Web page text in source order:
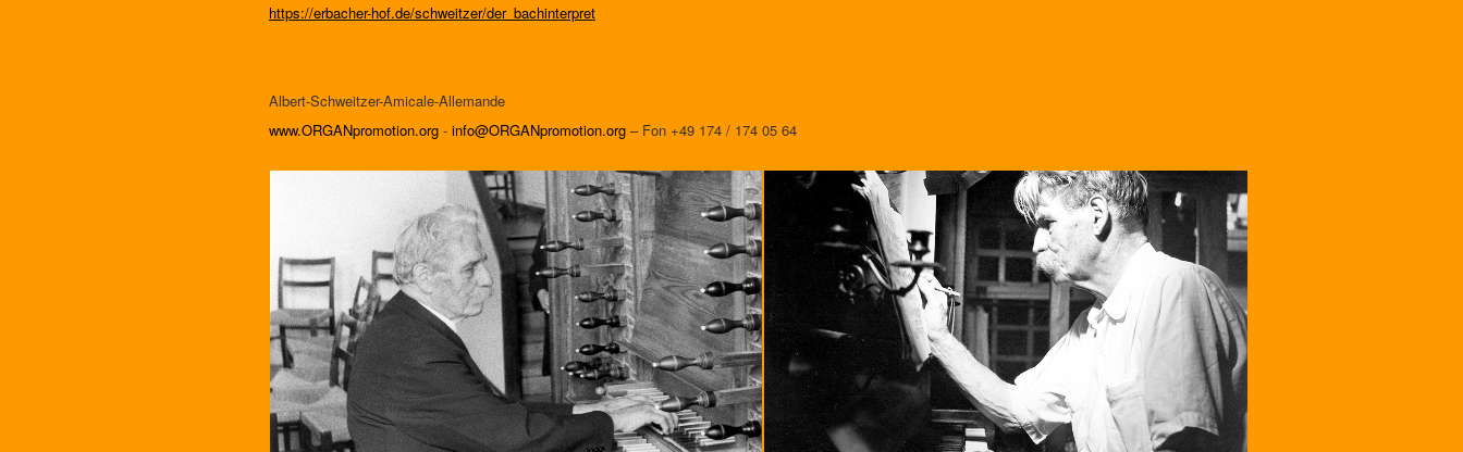
https://erbacher-hof.de/schweitzer/der_bachinterpret
Albert-Schweitzer-Amicale-Allemande
www.ORGANpromotion.org - info@ORGANpromotion.org – Fon +49 174 / 174 05 64